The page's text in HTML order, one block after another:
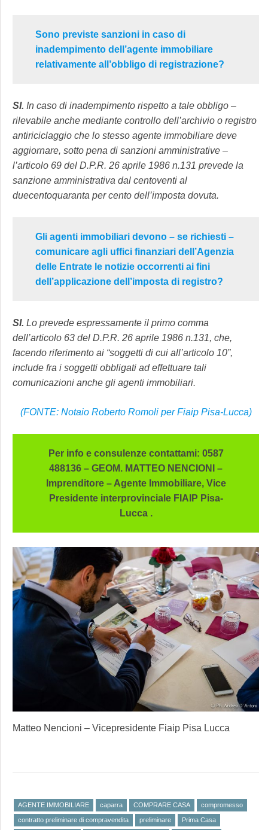
Sono previste sanzioni in caso di
inadempimento dell’agente immobiliare
relativamente all’obbligo di registrazione?
SI. In caso di inadempimento rispetto a tale obbligo –
rilevabile anche mediante controllo dell’archivio o registro
antiriciclaggio che lo stesso agente immobiliare deve
aggiornare, sotto pena di sanzioni amministrative –
l’articolo 69 del D.P.R. 26 aprile 1986 n.131 prevede la
sanzione amministrativa dal centoventi al
duecentoquaranta per cento dell’imposta dovuta.
Gli agenti immobiliari devono – se richiesti –
comunicare agli uffici finanziari dell’Agenzia
delle Entrate le notizie occorrenti ai fini
dell’applicazione dell’imposta di registro?
SI. Lo prevede espressamente il primo comma
dell’articolo 63 del D.P.R. 26 aprile 1986 n.131, che,
facendo riferimento ai “soggetti di cui all’articolo 10”,
include fra i soggetti obbligati ad effettuare tali
comunicazioni anche gli agenti immobiliari.
(FONTE: Notaio Roberto Romoli per Fiaip Pisa-Lucca)
Per info e consulenze contattami: 0587
488136 – GEOM. MATTEO NENCIONI –
Imprenditore – Agente Immobiliare, Vice
Presidente interprovinciale FIAIP Pisa-
Lucca .
Matteo Nencioni – Vicepresidente Fiaip Pisa Lucca
AGENTE IMMOBILIARE caparra COMPRARE CASA compromesso
contratto preliminare di compravendita preliminare Prima Casa